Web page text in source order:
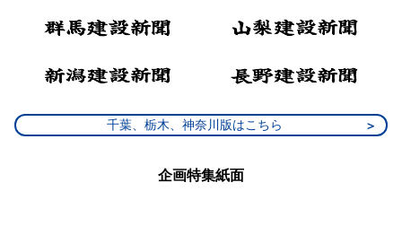
千葉、栃木、神奈川版はこちら
企画特集紙面